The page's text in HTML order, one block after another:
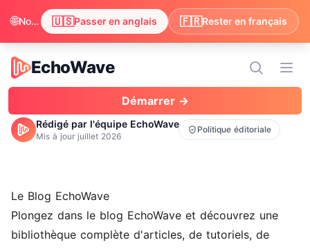
EchoWave
EchoWave
Démarrer →
Rédigé par l'équipe EchoWave
Mis à jour juillet 2026
Politique éditoriale
Le Blog EchoWave
Plongez dans le blog EchoWave et découvrez une
bibliothèque complète d'articles, de tutoriels, de
🌐 Nous avons remarqué que votre navigateur préfère anglais. Passer pour profiter du contenu en anglais ? 🇺🇸Passer en anglais 🇫🇷Rester en français